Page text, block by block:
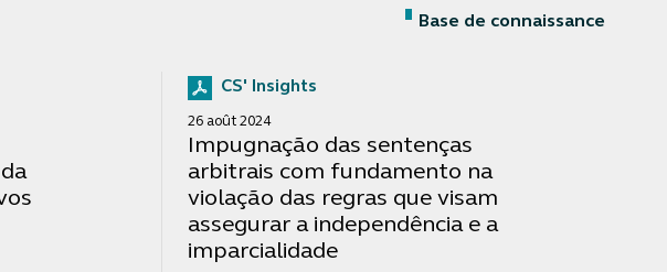
Base de connaissance
CS' Insights
26 août 2024
Impugnação das sentenças
arbitrais com fundamento na
violação das regras que visam
assegurar a independência e a
imparcialidade